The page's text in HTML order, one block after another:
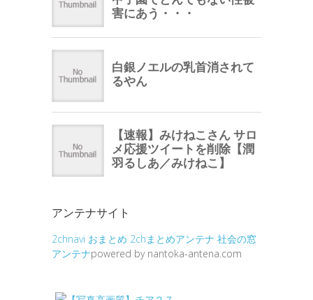
アンテナサイト
2chnavi おまとめ 2chまとめアンテナ 社会の窓
アンテナpowered by nantoka-antena.com